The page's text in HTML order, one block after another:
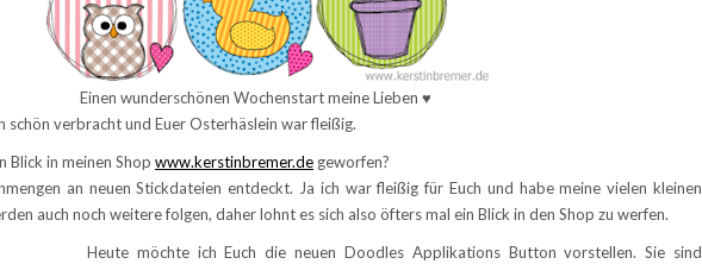
Einen wunderschönen Wochenstart meine Lieben ♥
schön verbracht und Euer Osterhäslein war fleißig.
Blick in meinen Shop www.kerstinbremer.de geworfen?
an neuen Stickdateien entdeckt. Ja ich war fleißig für Euch und habe meine vielen kleinen
auch noch weitere folgen, daher lohnt es sich also öfters mal ein Blick in den Shop zu werfen.
Heute möchte ich Euch die neuen Doodles Applikations Button vorstellen. Sie sind